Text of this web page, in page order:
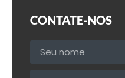
CONTATE-NOS